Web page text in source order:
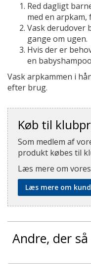
Red dagligt
med en
Vask derudover
gange om ugen.
Hvis der er
en
Vask arpkammen i
efter brug.
Køb til
Som medlem af
produkt købes til
Læs mere om
Læs mere om
Andre, der